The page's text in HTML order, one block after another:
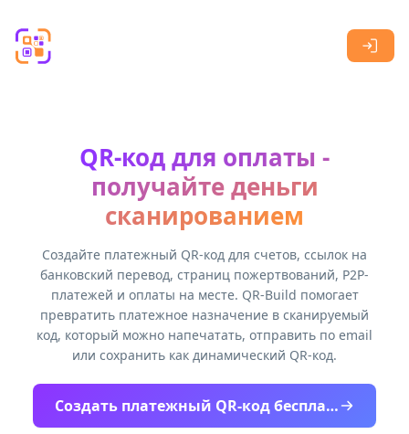
QR-код для оплаты -
получайте деньги
сканированием
Создайте платежный QR-код для счетов, ссылок на
банковский перевод, страниц пожертвований, P2P-
платежей и оплаты на месте. QR-Build помогает
превратить платежное назначение в сканируемый
код, который можно напечатать, отправить по email
или сохранить как динамический QR-код.
Создать платежный QR-код бесплатно